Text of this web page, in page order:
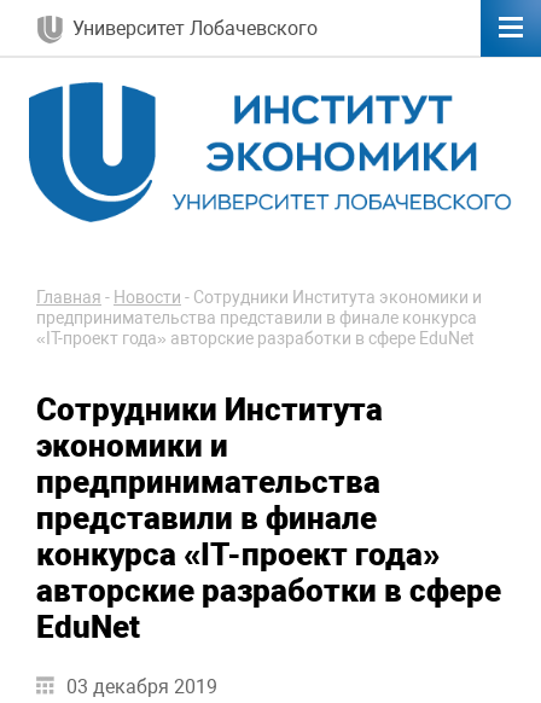
Университет Лобачевского
Главная - Новости - Сотрудники Института экономики и
предпринимательства представили в финале конкурса
«IT-проект года» авторские разработки в сфере EduNet
Сотрудники Института
экономики и
предпринимательства
представили в финале
конкурса «IT-проект года»
авторские разработки в сфере
EduNet
03 декабря 2019